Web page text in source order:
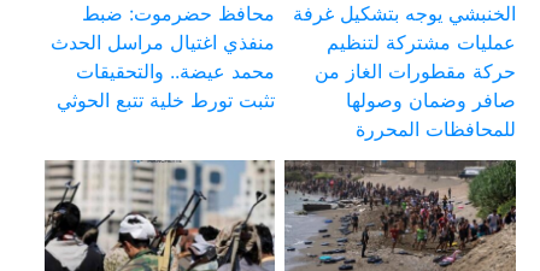
الخنبشي يوجه بتشكيل غرفة
عمليات مشتركة لتنظيم
حركة مقطورات الغاز من
صافر وضمان وصولها
للمحافظات المحررة
محافظ حضرموت: ضبط
منفذي اغتيال مراسل الحدث
محمد عيضة.. والتحقيقات
تثبت تورط خلية تتبع الحوثي